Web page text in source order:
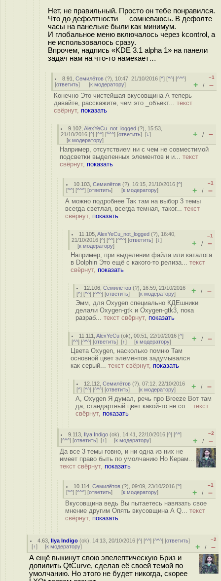
Нет, не правильный. Просто он тебе понравился.
Что до дефолтности — сомневаюсь. В дефолте
часы на панельке были как минимум.
И глобальное меню включалось через kcontrol, а
не использовалось сразу.
Впрочем, надпись «KDE 3.1 alpha 1» на панели
задач нам на что-то намекает…
8.91 ,Семилётов (?), 10:47, 21/10/2016 [^] [^^] [^^^]
[ответить] [к модератору]
–1
+ / –
Конечно Это чистейшая вкусовщина А теперь
давайте, расскажите, чем это _объект... текст
свёрнут, показать
9.102 ,AlexYeCu_not_logged (?), 15:53,
21/10/2016 [^] [^^] [^^^] [ответить] [↓]
[к модератору]
+ / –
Например, отсутствием ни с чем не совместимой
подсветки выделенных элементов и и... текст
свёрнут, показать
10.103 ,Семилётов (?), 16:15, 21/10/2016 [^]
[^^] [^^^] [ответить] [к модератору]
–1
+ / –
А можно подробнее Так там на выбор 3 темы
всегда светлая, всегда темная, таког... текст
свёрнут, показать
11.105 ,AlexYeCu_not_logged (?), 16:40,
21/10/2016 [^] [^^] [^^^] [ответить] [↓]
[к модератору]
–1
+ / –
Например, при выделении файла или каталога
в Dolphin Это ещё с какого-то релиза... текст
свёрнут, показать
12.106 ,Семилётов (?), 16:59, 21/10/2016
[^] [^^] [^^^] [ответить] [к модератору] + / –
Эмм, для Oxygen специально КДЕшники
делали Oxygen-gtk и Oxygen-gtk3, пока
разраб... текст свёрнут, показать
11.111 ,AlexYeCu (ok), 00:51, 22/10/2016 [^]
[^^] [^^^] [ответить] [↑] [к модератору] + / –
Цвета Oxygen, насколько помню Там
основной цвет элементов задумывался
как серый... текст свёрнут, показать
12.112 ,Семилётов (?), 07:12, 22/10/2016
[^] [^^] [^^^] [ответить] [к модератору] + / –
А, Oxygen Я думал, речь про Breeze Вот там
да, стандартный цвет какой-то не со... текст
свёрнут, показать
9.113 Ilya Indigo (ok), 14:41, 22/10/2016 [^] [^^]
[^^^] [ответить] [↑] [к модератору]
–2
+ / –
Да все 3 темы говно, и ни одна из них не
имеет право быть по умолчанию Но Керам...
текст свёрнут, показать
10.114 ,Семилётов (?), 09:09, 23/10/2016 [^]
[^^] [^^^] [ответить] [к модератору]
–1
+ / –
Вкусовщина ведь Вы пытаетесь навязать свое
мнение другим Опять вкусовщина А Q... текст
свёрнут, показать
4.63 ,Ilya Indigo (ok), 14:13, 20/10/2016 [^] [^^] [^^^] [ответить]
[↑] [к модератору]
–2
+ / –
А ещё выкинут свою эпелептическую Бриз и
допилить QtCurve, сделав её своей темой по
умолчанию. Но этого не будет никогда, скорее